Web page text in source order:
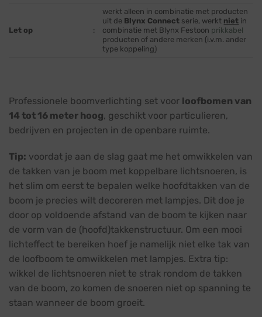
Let op :
werkt alleen in combinatie met producten
uit de Blynx Connect serie, werkt niet in
combinatie met Blynx Festoon prikkabel
producten of andere merken (i.v.m. ander
type koppeling)
Professionele boomverlichting set voor loofbomen van
14 tot 16 meter hoog, geschikt voor particulieren,
bedrijven en projecten in de openbare ruimte.
Tip: voordat je aan de slag gaat me het omwikkelen van
de takken van je boom met koppelbare lichtsnoeren, is
het slim om eerst te bepalen welke hoofdtakken van de
boom je precies wilt decoreren met lampjes. Dit doe je
door op voldoende afstand van de boom te kijken naar
de vorm van de (hoofd)takkenstructuur. Om een mooi
lichteffect te bereiken hoef je namelijk niet elke tak van
de loofboom te omwikkelen met lampjes. Extra tip:
wikkel de lichtsnoeren niet te strak rondom de takken
van de boom, zo komen de snoeren niet op spanning te
staan wanneer de boom groeit.